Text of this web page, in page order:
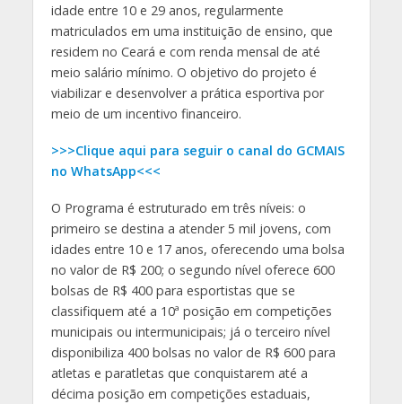
idade entre 10 e 29 anos, regularmente
matriculados em uma instituição de ensino, que
residem no Ceará e com renda mensal de até
meio salário mínimo. O objetivo do projeto é
viabilizar e desenvolver a prática esportiva por
meio de um incentivo financeiro.
>>>Clique aqui para seguir o canal do GCMAIS
no WhatsApp<<<
O Programa é estruturado em três níveis: o
primeiro se destina a atender 5 mil jovens, com
idades entre 10 e 17 anos, oferecendo uma bolsa
no valor de R$ 200; o segundo nível oferece 600
bolsas de R$ 400 para esportistas que se
classifiquem até a 10ª posição em competições
municipais ou intermunicipais; já o terceiro nível
disponibiliza 400 bolsas no valor de R$ 600 para
atletas e paratletas que conquistarem até a
décima posição em competições estaduais,